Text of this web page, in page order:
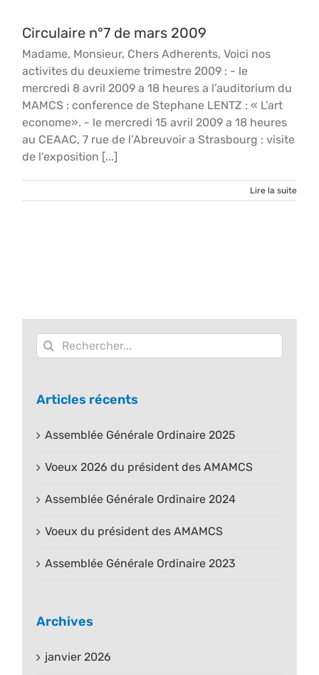
Circulaire n°7 de mars 2009
Madame, Monsieur, Chers Adherents, Voici nos
activites du deuxieme trimestre 2009 : - le
mercredi 8 avril 2009 a 18 heures a l’auditorium du
MAMCS : conference de Stephane LENTZ : « L’art
econome». - le mercredi 15 avril 2009 a 18 heures
au CEAAC, 7 rue de l’Abreuvoir a Strasbourg : visite
de l'exposition [...]
Lire la suite
Rechercher:
Articles récents
Assemblée Générale Ordinaire 2025
Voeux 2026 du président des AMAMCS
Assemblée Générale Ordinaire 2024
Voeux du président des AMAMCS
Assemblée Générale Ordinaire 2023
Archives
janvier 2026